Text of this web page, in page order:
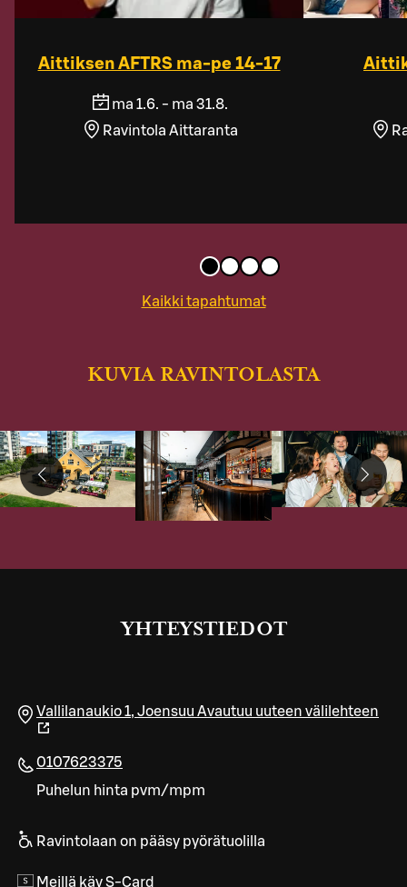
Aittiksen AFTRS ma-pe 14-17
ma 1.6. - ma 31.8.
Ravintola Aittaranta
Kaikki tapahtumat
KUVIA RAVINTOLASTA
YHTEYSTIEDOT
Vallilanaukio 1, Joensuu Avautuu uuteen välilehteen
0107623375
Puhelun hinta pvm/mpm
Ravintolaan on pääsy pyörätuolilla
Meillä käy S-Card